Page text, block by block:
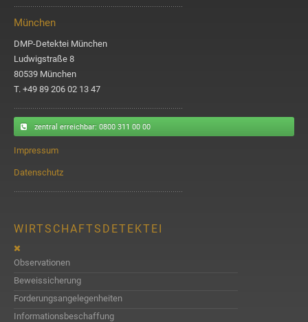
München
DMP-Detektei München
Ludwigstraße 8
80539 München
T. +49 89 206 02 13 47
zentral erreichbar: 0800 311 00 00
Impressum
Datenschutz
WIRTSCHAFTSDETEKTEI
Observationen
Beweissicherung
Forderungsangelegenheiten
Informationsbeschaffung